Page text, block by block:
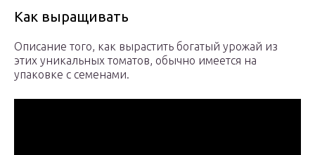
Как выращивать
Описание того, как вырастить богатый урожай из
этих уникальных томатов, обычно имеется на
упаковке с семенами.